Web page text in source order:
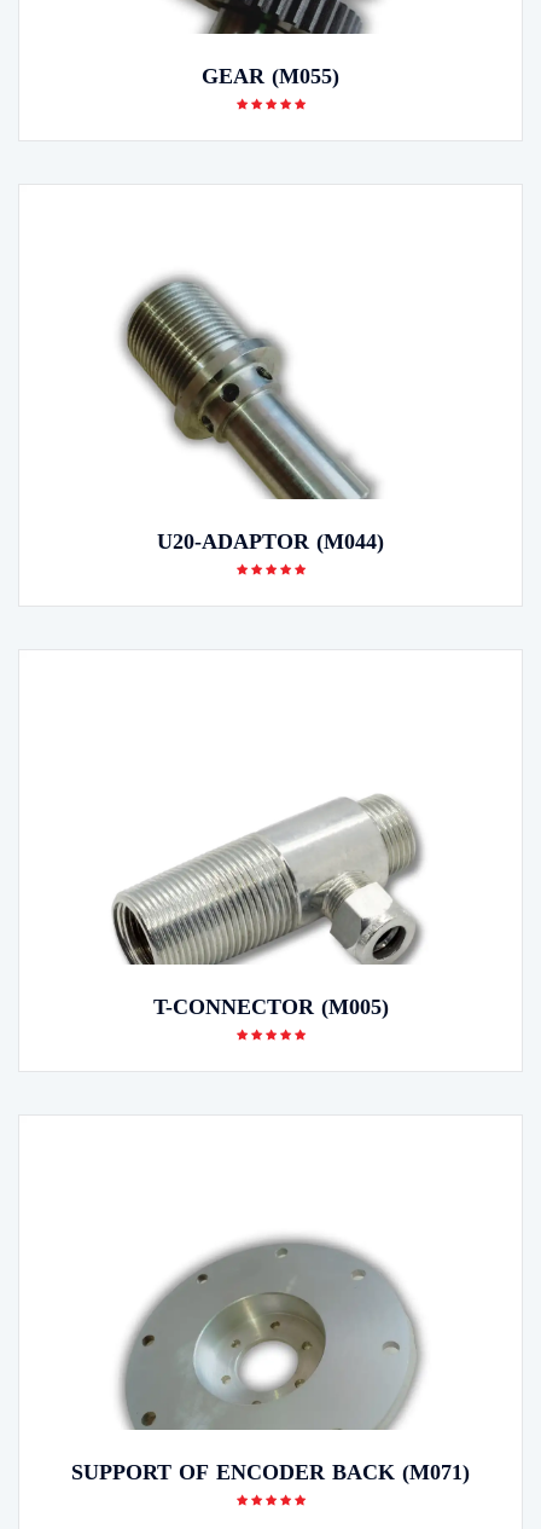
GEAR (M055)
U20-ADAPTOR (M044)
T-CONNECTOR (M005)
SUPPORT OF ENCODER BACK (M071)